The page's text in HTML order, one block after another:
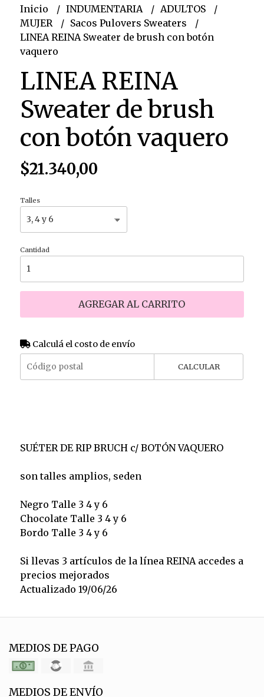
Inicio INDUMENTARIA
ADULTOS
MUJER
Sacos Pulovers Sweaters
LINEA REINA Sweater de brush con botón
vaquero
LINEA REINA
Sweater de brush
con botón vaquero
$21.340,00
Talles
Cantidad
AGREGAR AL CARRITO
Calculá el costo de envío
CALCULAR
SUÉTER DE RIP BRUCH c/ BOTÓN VAQUERO
son talles amplios, seden
Negro Talle 3 4 y 6
Chocolate Talle 3 4 y 6
Bordo Talle 3 4 y 6
Si llevas 3 artículos de la línea REINA accedes a
precios mejorados
Actualizado 19/06/26
MEDIOS DE PAGO
MEDIOS DE ENVÍO